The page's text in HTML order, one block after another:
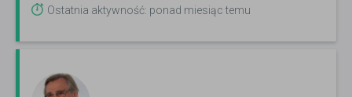
Ostatnia aktywność: ponad miesiąc temu